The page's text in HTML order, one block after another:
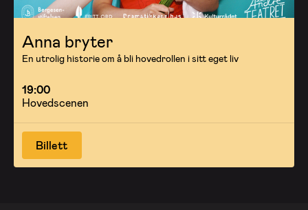
Anna bryter
En utrolig historie om å bli hovedrollen i sitt eget liv
19:00
Hovedscenen
Billett